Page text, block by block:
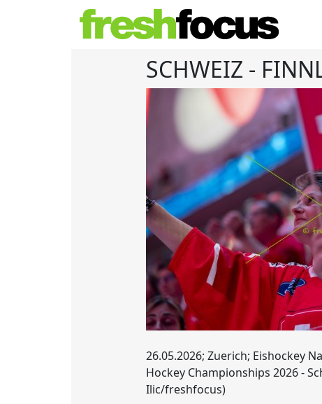
SCHWEIZ -
26.05.2026; Zuerich; Eishockey
Hockey Championships 2026 -
Ilic/freshfocus)